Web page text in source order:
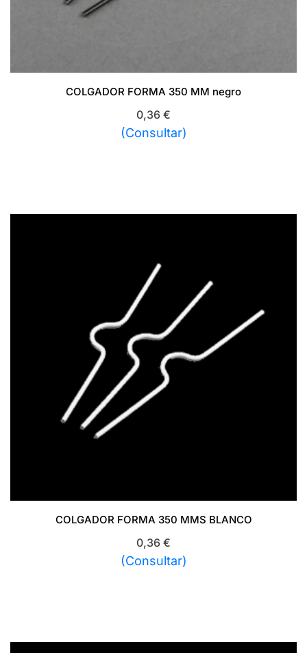
COLGADOR FORMA 350 MM negro
0,36 €
(Consultar)
COLGADOR FORMA 350 MMS BLANCO
0,36 €
(Consultar)